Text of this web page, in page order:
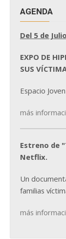
AGENDA
Del 5 de
EXPO DE
SUS
Espacio
más
Estreno de
Netflix.
Un
familias
más